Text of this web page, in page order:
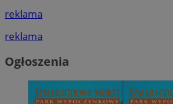
reklama
reklama
Ogłoszenia